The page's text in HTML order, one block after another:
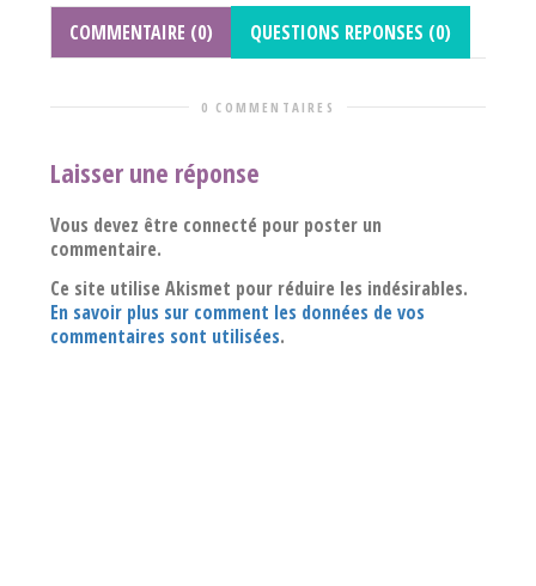
COMMENTAIRE (0)
QUESTIONS REPONSES (0)
0 COMMENTAIRES
Laisser une réponse
Vous devez être connecté pour poster un
commentaire.
Ce site utilise Akismet pour réduire les indésirables.
En savoir plus sur comment les données de vos
commentaires sont utilisées.